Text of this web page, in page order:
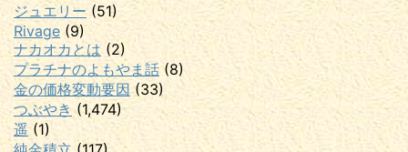
ジュエリー(51)
Rivage (9)
ナカオカとは (2)
プラチナのよもやま話 (8)
金の価格変動要因(33)
つぶやき (1,474)
遥(1)